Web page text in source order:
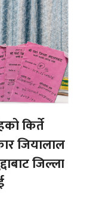
किर्ते
जियालाल
जिल्ला